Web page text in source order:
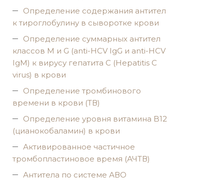
Определение содержания антител
к тироглобулину в сыворотке крови
Определение суммарных антител
классов M и G (anti-HCV IgG и anti-HCV
IgM) к вирусу гепатита C (Hepatitis C
virus) в крови
Определение тромбинового
времени в крови (ТВ)
Определение уровня витамина B12
(цианокобаламин) в крови
Активированное частичное
тромбопластиновое время (АЧТВ)
Антитела по системе АВО